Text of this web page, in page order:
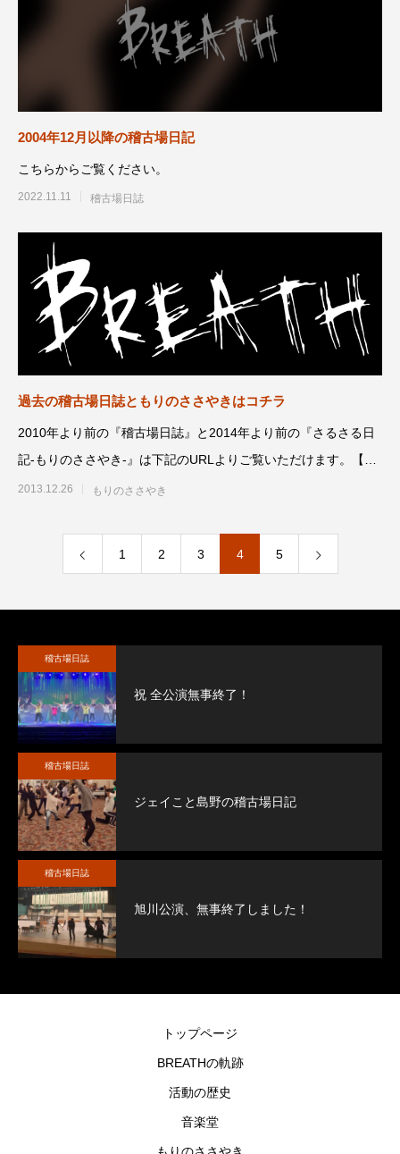
2004年12月以降の稽古場日記
こちらからご覧ください。
2022.11.11 稽古場日誌
過去の稽古場日誌ともりのささやきはコチラ
2010年より前の『稽古場日誌』と2014年より前の『さるさる日
記‐もりのささやき‐』は下記のURLよりご覧いただけます。【旧
稽古
2013.12.26 もりのささやき
1 2 3 4 5
稽古場日誌
祝 全公演無事終了！
稽古場日誌
ジェイこと島野の稽古場日記
稽古場日誌
旭川公演、無事終了しました！
トップページ
BREATHの軌跡
活動の歴史
音楽堂
もりのささやき